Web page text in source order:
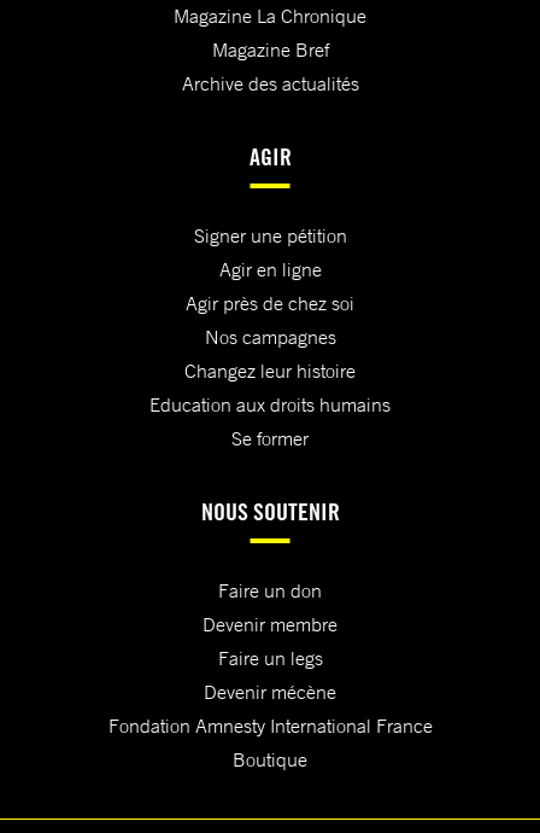
Magazine La Chronique
Magazine Bref
Archive des actualités
AGIR
Signer une pétition
Agir en ligne
Agir près de chez soi
Nos campagnes
Changez leur histoire
Education aux droits humains
Se former
NOUS SOUTENIR
Faire un don
Devenir membre
Faire un legs
Devenir mécène
Fondation Amnesty International France
Boutique